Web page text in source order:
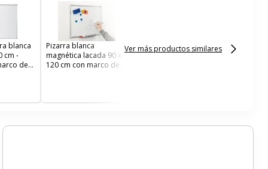
blanca
cm -
de
Pizarra blanca
magnética lacada 90 x
120 cm con marco de
blanco
Ver más productos similares